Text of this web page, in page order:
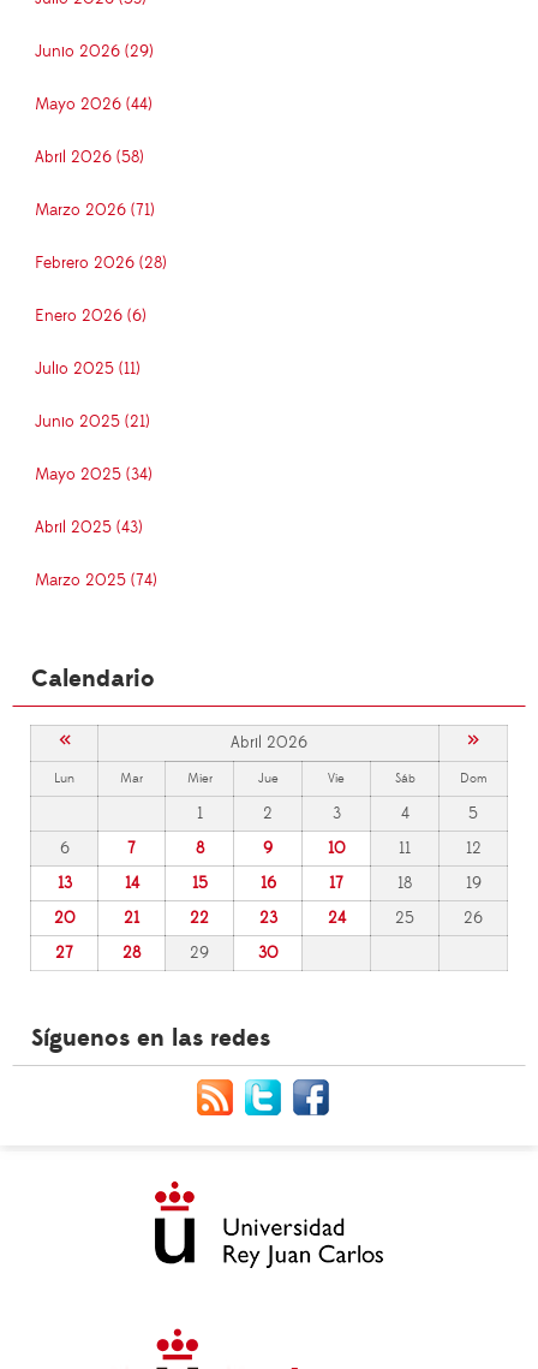
Junio 2026 (29)
Mayo 2026 (44)
Abril 2026 (58)
Marzo 2026 (71)
Febrero 2026 (28)
Enero 2026 (6)
Julio 2025 (11)
Junio 2025 (21)
Mayo 2025 (34)
Abril 2025 (43)
Marzo 2025 (74)
Calendario
« Abril 2026 »
Lun Mar Mier Jue Vie Sáb Dom
1 2 3 4
5
6
7 8 9 10 11
12
13
14 15 16 17 18
19
20
21 22 23 24 25
26
27
28 29 30
Síguenos en las redes